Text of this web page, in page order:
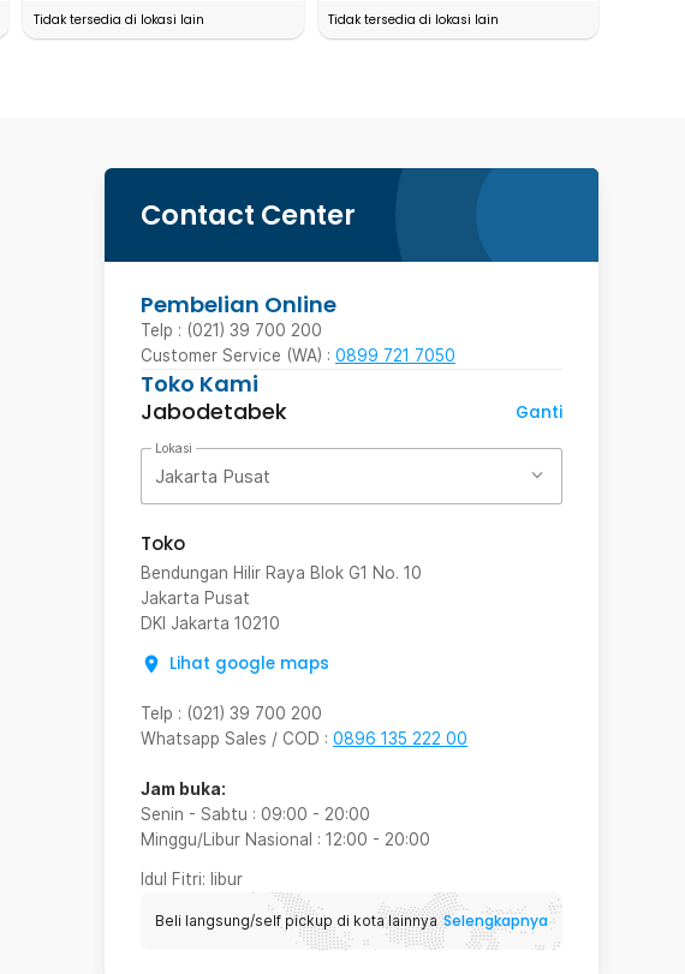
Tidak tersedia di lokasi lain
Tidak tersedia di lokasi lain
Contact Center
Pembelian Online
Telp : (021) 39 700 200
Customer Service (WA) : 0899 721 7050
Toko Kami
Jabodetabek
Ganti
Lokasi
Jakarta Pusat
Toko
Bendungan Hilir Raya Blok G1 No. 10
Jakarta Pusat
DKI Jakarta 10210
Lihat google maps
Telp : (021) 39 700 200
Whatsapp Sales / COD : 0896 135 222 00
Jam buka:
Senin - Sabtu : 09:00 - 20:00
Minggu/Libur Nasional : 12:00 - 20:00
Idul Fitri: libur
Beli langsung/self pickup di kota lainnya Selengkapnya